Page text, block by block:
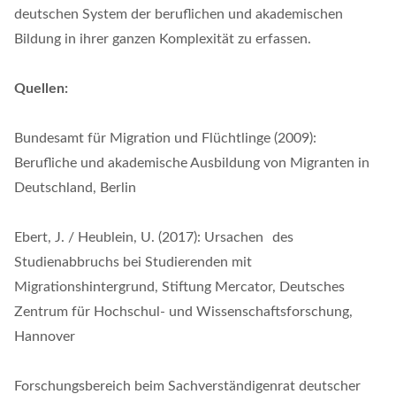
deutschen System der beruflichen und akademischen
Bildung in ihrer ganzen Komplexität zu erfassen.
Quellen:
Bundesamt für Migration und Flüchtlinge (2009):
Berufliche und akademische Ausbildung von Migranten in
Deutschland, Berlin
Ebert, J. / Heublein, U. (2017): Ursachen des
Studienabbruchs bei Studierenden mit
Migrationshintergrund, Stiftung Mercator, Deutsches
Zentrum für Hochschul- und Wissenschaftsforschung,
Hannover
Forschungsbereich beim Sachverständigenrat deutscher